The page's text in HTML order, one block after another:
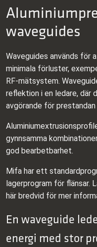
waveguides
Waveguides används för
minimala förluster,
RF‑mätsystem.
reflektion i en ledare, där
avgörande för
gynnsamma
god bearbetbarhet.
Mifa har ett
lagerprogram för flänsar.
här bredvid för mer
En waveguide
energi med stor